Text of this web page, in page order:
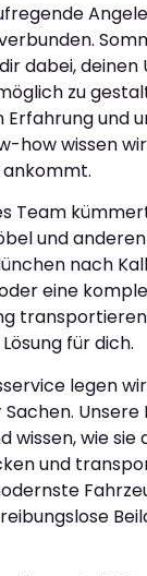
dabei, deinen
zu
und
how wissen
ankommt.
Team
und
nach
eine
für dich.
legen
wissen, wie sie
und